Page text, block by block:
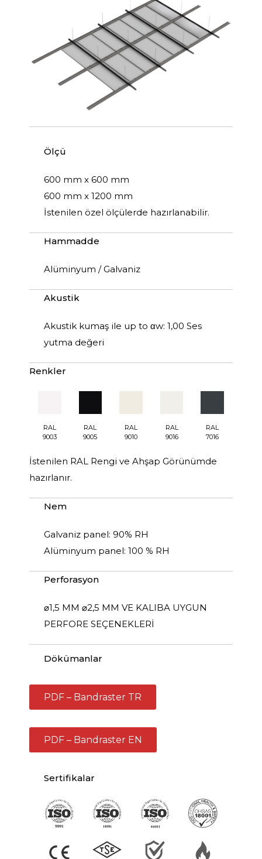
Ölçü
600 mm x 600 mm
600 mm x 1200 mm
İstenilen özel ölçülerde hazırlanabilir.
Hammadde
Alüminyum / Galvaniz
Akustik
Akustik kumaş ile up to αw: 1,00 Ses
yutma değeri
Renkler
RAL
9003
RAL
9005
RAL
9010
RAL
9016
RAL
7016
İstenilen RAL Rengi ve Ahşap Görünümde
hazırlanır.
Nem
Galvaniz panel: 90% RH
Alüminyum panel: 100 % RH
Perforasyon
⌀1,5 MM ⌀2,5 MM VE KALIBA UYGUN
PERFORE SEÇENEKLERİ
Dökümanlar
PDF – Bandraster TR
PDF – Bandraster EN
Sertifikalar